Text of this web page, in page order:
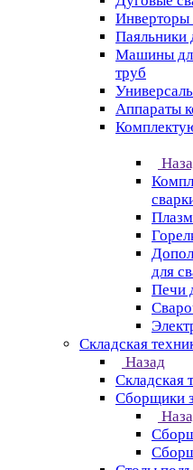
Инверторы
Паяльники
Машины
труб
Аппараты
для
Печи
Складская
Назад
Складская
Сборщики